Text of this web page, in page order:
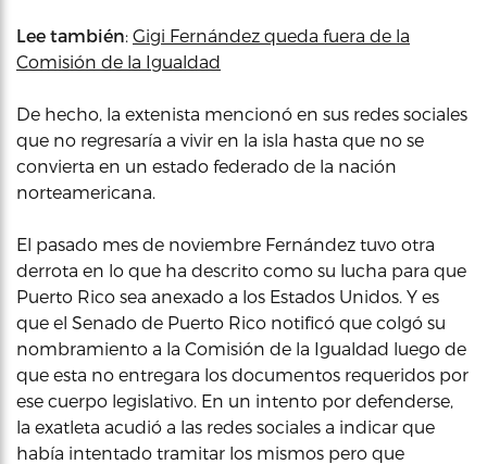
Lee también: Gigi Fernández queda fuera de la
Comisión de la Igualdad
De hecho, la extenista mencionó en sus redes sociales
que no regresaría a vivir en la isla hasta que no se
convierta en un estado federado de la nación
norteamericana.
El pasado mes de noviembre Fernández tuvo otra
derrota en lo que ha descrito como su lucha para que
Puerto Rico sea anexado a los Estados Unidos. Y es
que el Senado de Puerto Rico notificó que colgó su
nombramiento a la Comisión de la Igualdad luego de
que esta no entregara los documentos requeridos por
ese cuerpo legislativo. En un intento por defenderse,
la exatleta acudió a las redes sociales a indicar que
había intentado tramitar los mismos pero que